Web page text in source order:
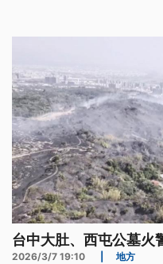
台中大肚、西屯公墓火
2026/3/7 19:10 地方